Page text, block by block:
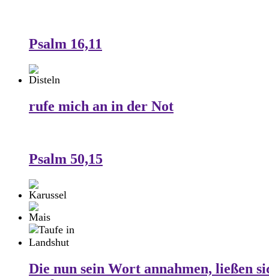
Psalm 16,11
rufe mich an in der Not
Psalm 50,15
Die nun sein Wort annahmen, ließen